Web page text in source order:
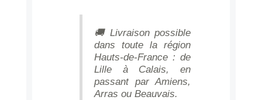
🚚 Livraison possible
dans toute la région
Hauts-de-France : de
Lille à Calais, en
passant par Amiens,
Arras ou Beauvais.